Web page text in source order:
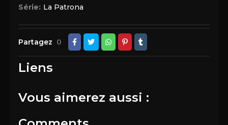
Série: La Patrona
Partagez 0
Liens
Vous aimerez aussi :